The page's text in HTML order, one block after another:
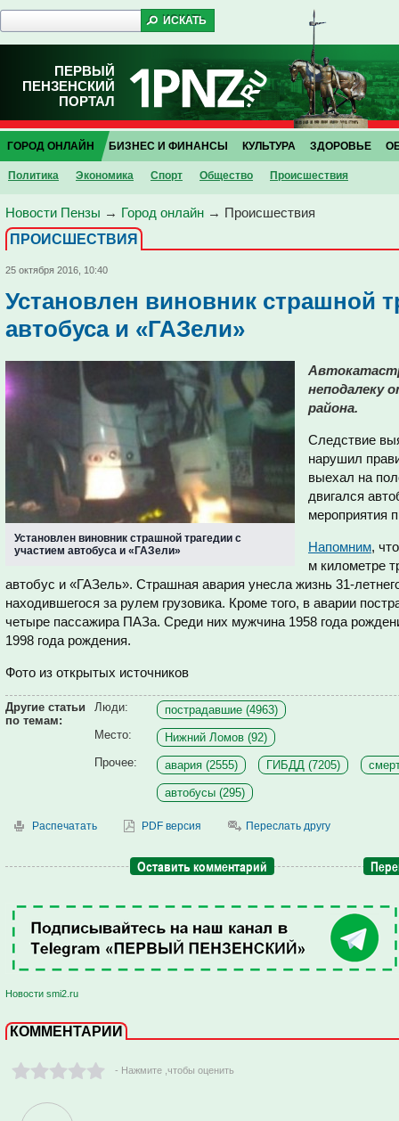
ПЕРВЫЙ
ПЕНЗЕНСКИЙ
ПОРТАЛ
ГОРОД ОНЛАЙН
Политика Экономика Спорт Общество Проиcшествия
БИЗНЕС И ФИНАНСЫ КУЛЬТУРА ЗДОРОВЬЕ
Новости Пензы → Город онлайн → Проиcшествия
ПРОИCШЕСТВИЯ
25 октября 2016, 10:40
Установлен виновник страшной
автобуса и «ГАЗели»
Установлен виновник страшной трагедии с
участием автобуса и «ГАЗели»
неподалеку
района.
Следствие
нарушил
выехал на
двигался
мероприятия
Напомним, что
м километре
автобус и «ГАЗель». Страшная авария унесла жизнь 31-
находившегося за рулем грузовика. Кроме того, в аварии
четыре пассажира ПАЗа. Среди них мужчина 1958 года
1998 года рождения.
Фото из открытых источников
Другие статьи
по темам:
Люди:
пострадавшие (4963)
Место:
Нижний Ломов (92)
Прочее:
авария (2555) ГИБДД (7205)
автобусы (295)
Распечатать PDF версия Переслать другу
Оставить комментарий
Новости smi2.ru
КОММЕНТАРИИ
- Нажмите ,чтобы оценить